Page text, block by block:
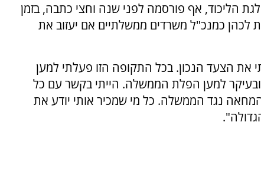
הליכוד, אף פורסמה לפני שנה וחצי כתבה, בזמן
כמנכ"ל משרדים ממשלתיים אם יעזוב את
את הצעד הנכון. בכל התקופה הזו פעלתי למען
ובעיקר למען הפלת הממשלה. הייתי בקשר עם כל
נגד הממשלה. כל מי שמכיר אותי יודע את